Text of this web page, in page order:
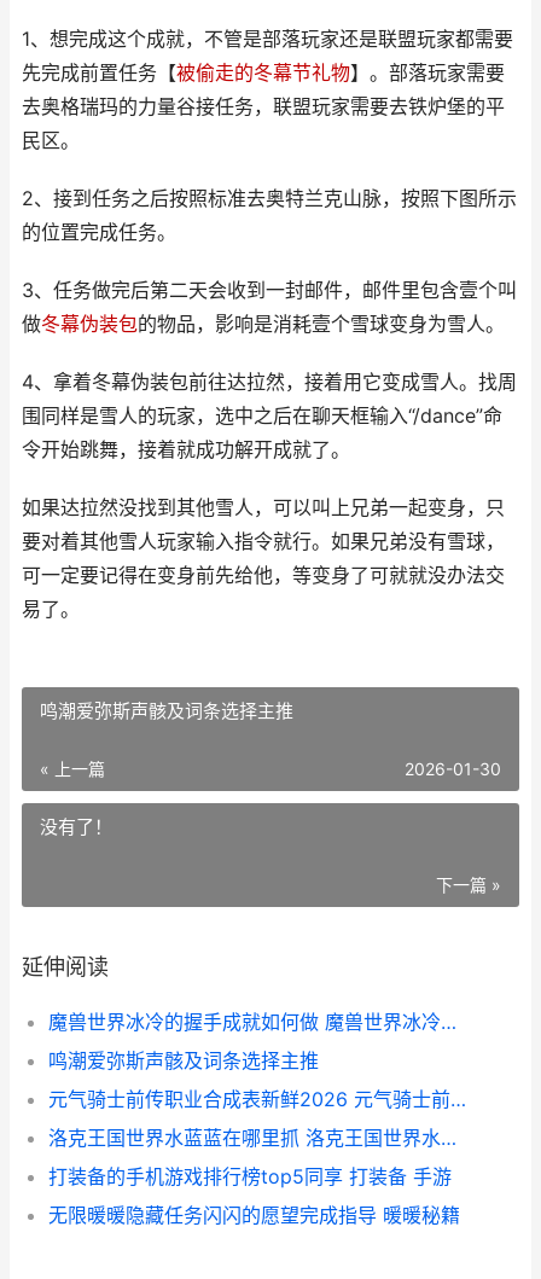
1、想完成这个成就，不管是部落玩家还是联盟玩家都需要
先完成前置任务【被偷走的冬幕节礼物】。部落玩家需要
去奥格瑞玛的力量谷接任务，联盟玩家需要去铁炉堡的平
民区。
2、接到任务之后按照标准去奥特兰克山脉，按照下图所示
的位置完成任务。
3、任务做完后第二天会收到一封邮件，邮件里包含壹个叫
做冬幕伪装包的物品，影响是消耗壹个雪球变身为雪人。
4、拿着冬幕伪装包前往达拉然，接着用它变成雪人。找周
围同样是雪人的玩家，选中之后在聊天框输入“/dance”命
令开始跳舞，接着就成功解开成就了。
如果达拉然没找到其他雪人，可以叫上兄弟一起变身，只
要对着其他雪人玩家输入指令就行。如果兄弟没有雪球，
可一定要记得在变身前先给他，等变身了可就就没办法交
易了。
鸣潮爱弥斯声骸及词条选择主推
« 上一篇 2026-01-30
没有了！
下一篇 »
延伸阅读
魔兽世界冰冷的握手成就如何做 魔兽世界冰冷的心
鸣潮爱弥斯声骸及词条选择主推
元气骑士前传职业合成表新鲜2026 元气骑士前传官网
洛克王国世界水蓝蓝在哪里抓 洛克王国世界水蓝蓝在哪抓
打装备的手机游戏排行榜top5同享 打装备 手游
无限暖暖隐藏任务闪闪的愿望完成指导 暖暖秘籍